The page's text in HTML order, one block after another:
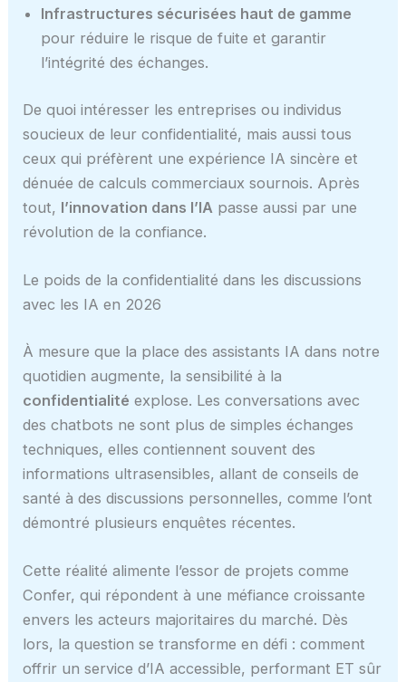
Infrastructures sécurisées haut de gamme
pour réduire le risque de fuite et garantir
l’intégrité des échanges.
De quoi intéresser les entreprises ou individus
soucieux de leur confidentialité, mais aussi tous
ceux qui préfèrent une expérience IA sincère et
dénuée de calculs commerciaux sournois. Après
tout, l’innovation dans l’IA passe aussi par une
révolution de la confiance.
Le poids de la confidentialité dans les discussions
avec les IA en 2026
À mesure que la place des assistants IA dans notre
quotidien augmente, la sensibilité à la
confidentialité explose. Les conversations avec
des chatbots ne sont plus de simples échanges
techniques, elles contiennent souvent des
informations ultrasensibles, allant de conseils de
santé à des discussions personnelles, comme l’ont
démontré plusieurs enquêtes récentes.
Cette réalité alimente l’essor de projets comme
Confer, qui répondent à une méfiance croissante
envers les acteurs majoritaires du marché. Dès
lors, la question se transforme en défi : comment
offrir un service d’IA accessible, performant ET sûr